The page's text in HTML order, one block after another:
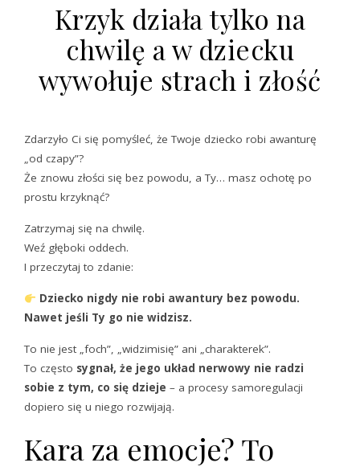
Krzyk działa tylko na
chwilę a w dziecku
wywołuje strach i złość
Zdarzyło Ci się pomyśleć, że Twoje dziecko robi awanturę
„od czapy”?
Że znowu złości się bez powodu, a Ty… masz ochotę po
prostu krzyknąć?
Zatrzymaj się na chwilę.
Weź głęboki oddech.
I przeczytaj to zdanie:
Dziecko nigdy nie robi awantury bez powodu.
Nawet jeśli Ty go nie widzisz.
To nie jest „foch”, „widzimisię” ani „charakterek”.
To często sygnał, że jego układ nerwowy nie radzi
sobie z tym, co się dzieje – a procesy samoregulacji
dopiero się u niego rozwijają.
Kara za emocje? To